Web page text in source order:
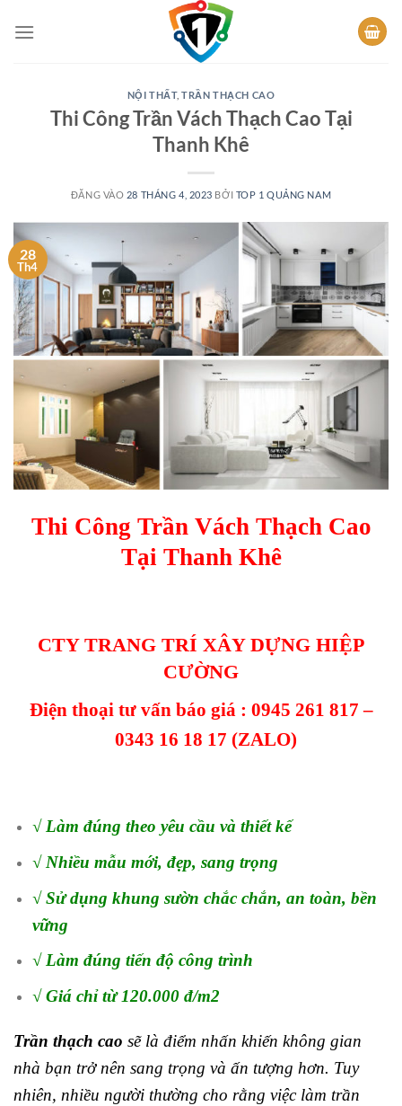
qua
NỘI THẤT,TRẦN THẠCH CAO
Thi Công Trần Vách Thạch Cao Tại
Thanh Khê
ĐĂNG VÀO 28 THÁNG 4, 2023 BỞI TOP 1 QUẢNG NAM
28
Th4
Thi Công Trần Vách Thạch Cao
Tại Thanh Khê
CTY TRANG TRÍ XÂY DỰNG HIỆP
CƯỜNG
Điện thoại tư vấn báo giá : 0945 261 817 –
0343 16 18 17 (ZALO)
√ Làm đúng theo yêu cầu và thiết kế
√ Nhiều mẫu mới, đẹp, sang trọng
√ Sử dụng khung sườn chắc chắn, an toàn, bền
vững
√ Làm đúng tiến độ công trình
√ Giá chỉ từ 120.000 đ/m2
Trần thạch cao sẽ là điểm nhấn khiến không gian
nhà bạn trở nên sang trọng và ấn tượng hơn. Tuy
nhiên, nhiều người thường cho rằng việc làm trần